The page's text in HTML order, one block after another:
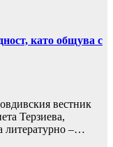
като общува с
вестник
Терзиева,
литературно –…